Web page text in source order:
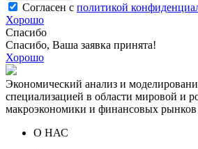
Согласен с политикой
Хорошо
Спасибо
Спасибо, Ваша заявка принята!
Хорошо
Экономический анализ и
специализацией в области мировой и
макроэкономики и финансовых рынков
О НАС